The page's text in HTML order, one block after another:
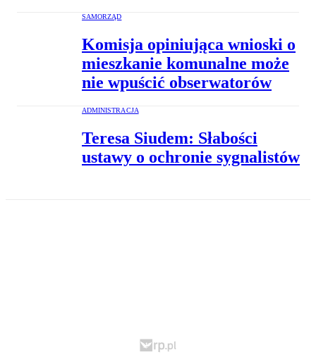
SAMORZĄD
Komisja opiniująca wnioski o
mieszkanie komunalne może
nie wpuścić obserwatorów
ADMINISTRACJA
Teresa Siudem: Słabości
ustawy o ochronie sygnalistów